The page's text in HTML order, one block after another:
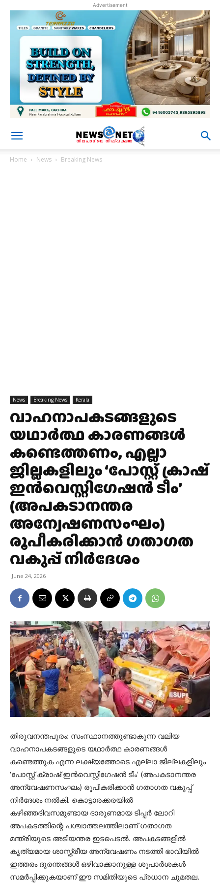
Advertisement
Home News Breaking News
News Breaking News Kerala
വാഹനാപകടങ്ങളുടെ
യഥാർത്ഥ കാരണങ്ങൾ
കണ്ടെത്തണം, എല്ലാ
ജില്ലകളിലും ‘പോസ്റ്റ് ക്രാഷ്
ഇൻവെസ്റ്റിഗേഷൻ ടീം’
(അപകടാനന്തര
അന്വേഷണസംഘം)
രൂപീകരിക്കാൻ ഗതാഗത
വകുപ്പ് നിർദേശം
June 24, 2026
തിരുവനന്തപുരം: സംസ്ഥാനത്തുണ്ടാകുന്ന വലിയ
വാഹനാപകടങ്ങളുടെ യഥാർത്ഥ കാരണങ്ങൾ
കണ്ടെത്തുക എന്ന ലക്ഷ്യത്തോടെ എല്ലാ ജില്ലകളിലും
‘പോസ്റ്റ് ക്രാഷ് ഇൻവെസ്റ്റിഗേഷൻ ടീം’ (അപകടാനന്തര
അന്വേഷണസംഘം) രൂപീകരിക്കാൻ ഗതാഗത വകുപ്പ്
നിർദേശം നൽകി. കൊട്ടാരക്കരയിൽ
കഴിഞ്ഞദിവസമുണ്ടായ ദാരുണമായ ടിപ്പർ ലോറി
അപകടത്തിന്റെ പശ്ചാത്തലത്തിലാണ് ഗതാഗത
മന്ത്രിയുടെ അടിയന്തര ഇടപെടൽ. അപകടങ്ങളിൽ
കൃത്യമായ ശാസ്ത്രീയ അന്വേഷണം നടത്തി ഭാവിയിൽ
ഇത്തരം ദുരന്തങ്ങൾ ഒഴിവാക്കാനുള്ള ശുപാർശകൾ
സമർപ്പിക്കുകയാണ് ഈ സമിതിയുടെ പ്രധാന ചുമതല.